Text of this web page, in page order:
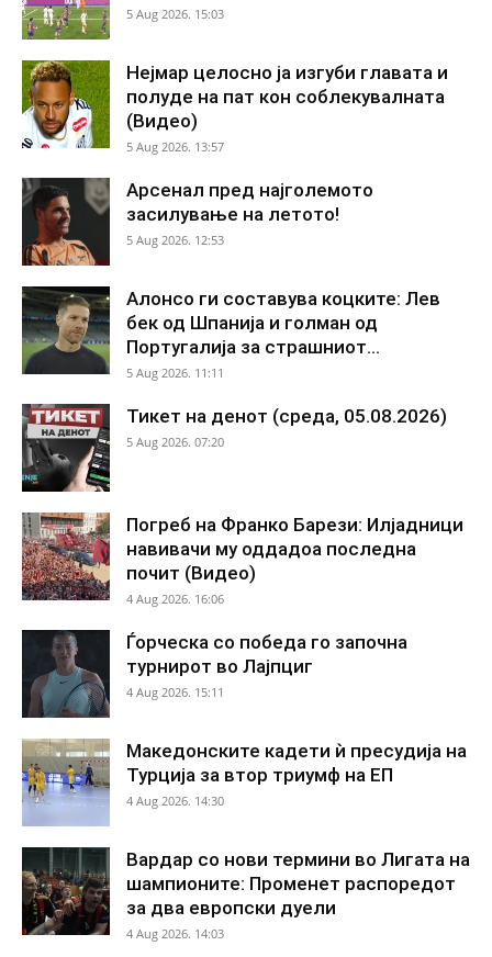
5 Aug 2026. 15:03
Нејмар целосно ја изгуби главата и
полуде на пат кон соблекувалната
(Видео)
5 Aug 2026. 13:57
Арсенал пред најголемото
засилување на летото!
5 Aug 2026. 12:53
Алонсо ги составува коцките: Лев
бек од Шпанија и голман од
Португалија за страшниот...
5 Aug 2026. 11:11
Тикет на денот (среда, 05.08.2026)
5 Aug 2026. 07:20
Погреб на Франко Барези: Илјадници
навивачи му оддадоа последна
почит (Видео)
4 Aug 2026. 16:06
Ѓорческа со победа го започна
турнирот во Лајпциг
4 Aug 2026. 15:11
Македонските кадети ѝ пресудија на
Турција за втор триумф на ЕП
4 Aug 2026. 14:30
Вардар со нови термини во Лигата на
шампионите: Променет распоредот
за два европски дуели
4 Aug 2026. 14:03